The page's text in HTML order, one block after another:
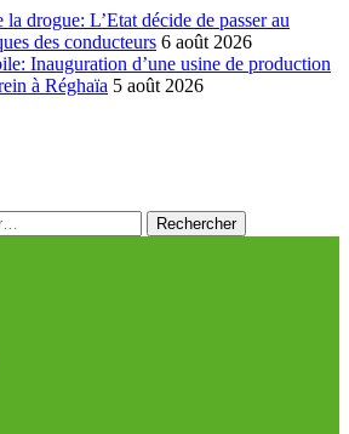
drogue: L’Etat décide de passer au
des conducteurs 6 août 2026
Inauguration d’une usine de production
à Réghaïa 5 août 2026